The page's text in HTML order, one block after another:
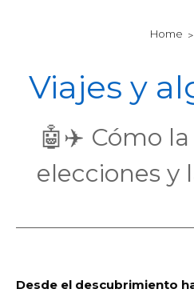
Home
Viajes y
🤖✈️ Cómo
elecciones y
Desde el descubrimiento